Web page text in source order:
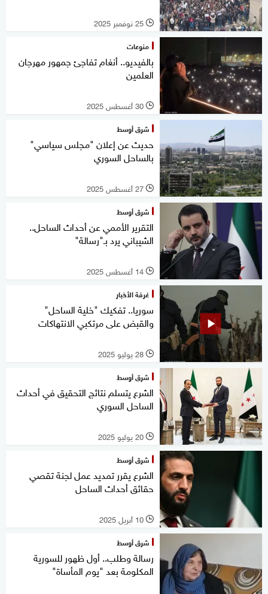
l 25 نوفمبر 2025
منوعات
بالفيديو.. أنغام تفاجئ جمهور مهرجان
العلمين
l 30 أغسطس 2025
شرق أوسط
حديث عن إعلان "مجلس سياسي"
بالساحل السوري
l 27 أغسطس 2025
شرق أوسط
التقرير الأممي عن أحداث الساحل..
الشيباني يرد بـ"رسالة"
l 14 أغسطس 2025
غرفة الأخبار
سوريا.. تفكيك "خلية الساحل"
والقبض على مرتكبي الانتهاكات
l 28 يوليو 2025
شرق أوسط
الشرع يتسلم نتائج التحقيق في أحداث
الساحل السوري
l 20 يوليو 2025
شرق أوسط
الشرع يقرر تمديد عمل لجنة تقصي
حقائق أحداث الساحل
l 10 أبريل 2025
شرق أوسط
رسالة وطلب.. أول ظهور للسورية
المكلومة بعد "يوم المأساة"